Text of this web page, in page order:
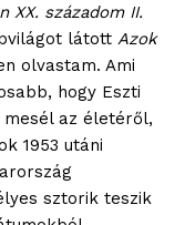
XX. századom II.
látott Azok
olvastam. Ami
hogy Eszti
az életéről,
1953 utáni
sztorik teszik